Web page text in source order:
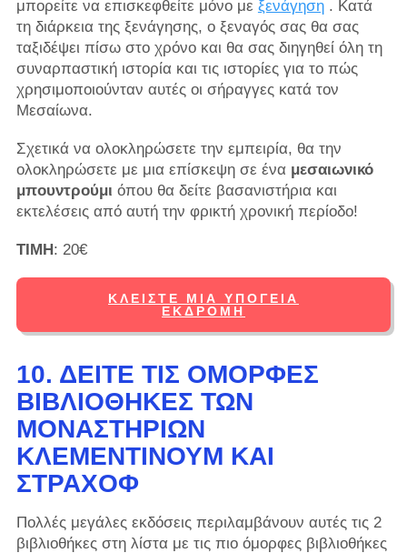
μπορείτε να επισκεφθείτε μόνο με ξενάγηση. Κατά
τη διάρκεια της ξενάγησης, ο ξεναγός σας θα σας
ταξιδέψει πίσω στο χρόνο και θα σας διηγηθεί όλη τη
συναρπαστική ιστορία και τις ιστορίες για το πώς
χρησιμοποιούνταν αυτές οι σήραγγες κατά τον
Μεσαίωνα.
Σχετικά να ολοκληρώσετε την εμπειρία, θα την
ολοκληρώσετε με μια επίσκεψη σε ένα μεσαιωνικό
μπουντρούμι όπου θα δείτε βασανιστήρια και
εκτελέσεις από αυτή την φρικτή χρονική περίοδο!
ΤΙΜΗ: 20€
ΚΛΕΊΣΤΕ ΜΙΑ ΥΠΌΓΕΙΑ
ΕΚΔΡΟΜΉ
10. ΔΕΊΤΕ ΤΙΣ ΌΜΟΡΦΕΣ
ΒΙΒΛΙΟΘΉΚΕΣ ΤΩΝ
ΜΟΝΑΣΤΗΡΙΏΝ
ΚΛΕΜΕΝΤΊΝΟΥΜ ΚΑΙ
ΣΤΡΆΧΟΦ
Πολλές μεγάλες εκδόσεις περιλαμβάνουν αυτές τις 2
βιβλιοθήκες στη λίστα με τις πιο όμορφες βιβλιοθήκες